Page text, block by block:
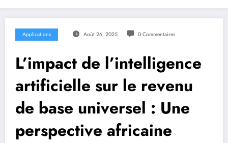
Applications Août 26, 2025 0 Commentaires
L’impact de l’intelligence
artificielle sur le revenu
de base universel : Une
perspective africaine